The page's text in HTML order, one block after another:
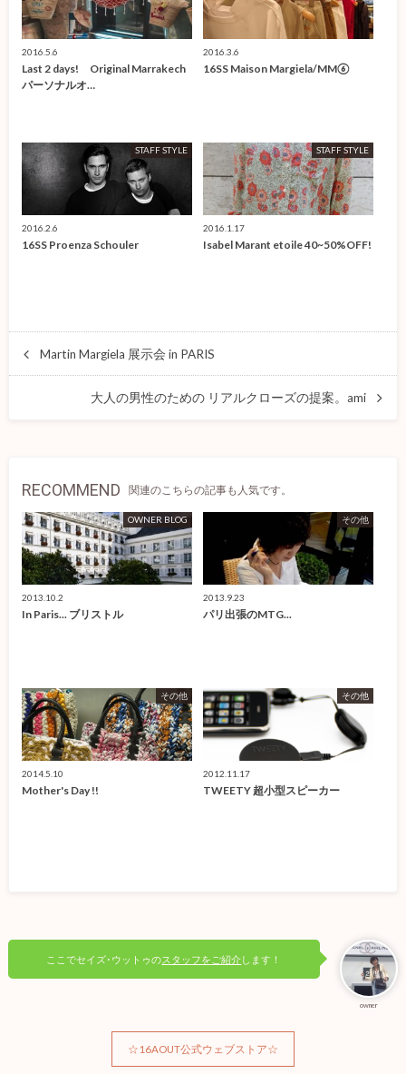
2016.5.6
Last 2 days! Original Marrakech
パーソナルオ…
2016.3.6
16SS Maison Margiela/MM⑥
STAFF STYLE
2016.2.6
16SS Proenza Schouler
STAFF STYLE
2016.1.17
Isabel Marant etoile 40~50%OFF!
Martin Margiela 展示会 in PARIS
大人の男性のための リアルクローズの提案。ami
RECOMMEND 関連のこちらの記事も人気です。
OWNER BLOG
2013.10.2
In Paris... ブリストル
その他
2013.9.23
パリ出張のMTG...
その他
2014.5.10
Mother's Day !!
その他
2012.11.17
TWEETY 超小型スピーカー
owner
ここでセイズ･ウットゥのスタッフをご紹介します！
☆16AOUT公式ウェブストア☆